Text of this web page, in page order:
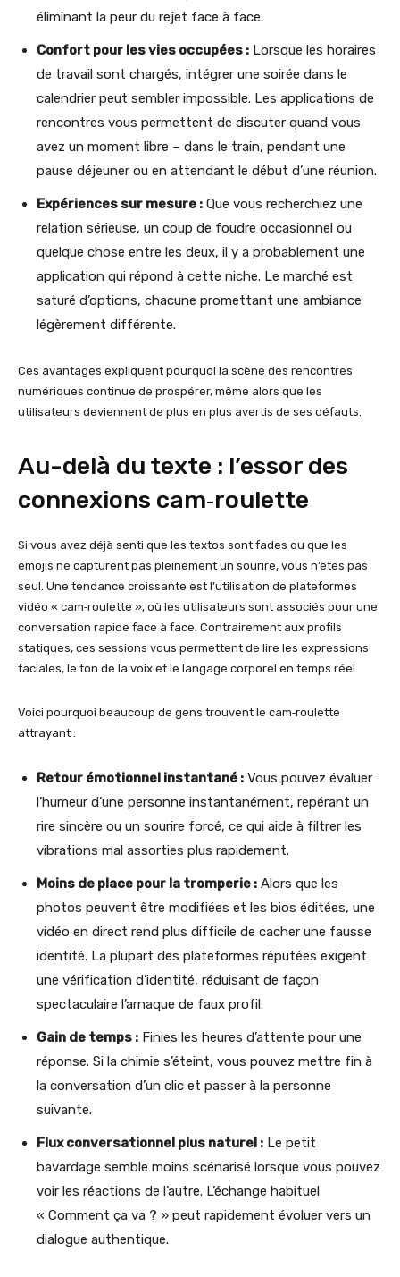
éliminant la peur du rejet face à face.
Confort pour les vies occupées : Lorsque les horaires
de travail sont chargés, intégrer une soirée dans le
calendrier peut sembler impossible. Les applications de
rencontres vous permettent de discuter quand vous
avez un moment libre – dans le train, pendant une
pause déjeuner ou en attendant le début d’une réunion.
Expériences sur mesure : Que vous recherchiez une
relation sérieuse, un coup de foudre occasionnel ou
quelque chose entre les deux, il y a probablement une
application qui répond à cette niche. Le marché est
saturé d’options, chacune promettant une ambiance
légèrement différente.
Ces avantages expliquent pourquoi la scène des rencontres
numériques continue de prospérer, même alors que les
utilisateurs deviennent de plus en plus avertis de ses défauts.
Au-delà du texte : l’essor des
connexions cam‑roulette
Si vous avez déjà senti que les textos sont fades ou que les
emojis ne capturent pas pleinement un sourire, vous n’êtes pas
seul. Une tendance croissante est l’utilisation de plateformes
vidéo « cam‑roulette », où les utilisateurs sont associés pour une
conversation rapide face à face. Contrairement aux profils
statiques, ces sessions vous permettent de lire les expressions
faciales, le ton de la voix et le langage corporel en temps réel.
Voici pourquoi beaucoup de gens trouvent le cam‑roulette
attrayant :
Retour émotionnel instantané : Vous pouvez évaluer
l’humeur d’une personne instantanément, repérant un
rire sincère ou un sourire forcé, ce qui aide à filtrer les
vibrations mal assorties plus rapidement.
Moins de place pour la tromperie : Alors que les
photos peuvent être modifiées et les bios éditées, une
vidéo en direct rend plus difficile de cacher une fausse
identité. La plupart des plateformes réputées exigent
une vérification d’identité, réduisant de façon
spectaculaire l’arnaque de faux profil.
Gain de temps : Finies les heures d’attente pour une
réponse. Si la chimie s’éteint, vous pouvez mettre fin à
la conversation d’un clic et passer à la personne
suivante.
Flux conversationnel plus naturel : Le petit
bavardage semble moins scénarisé lorsque vous pouvez
voir les réactions de l’autre. L’échange habituel
« Comment ça va ? » peut rapidement évoluer vers un
dialogue authentique.